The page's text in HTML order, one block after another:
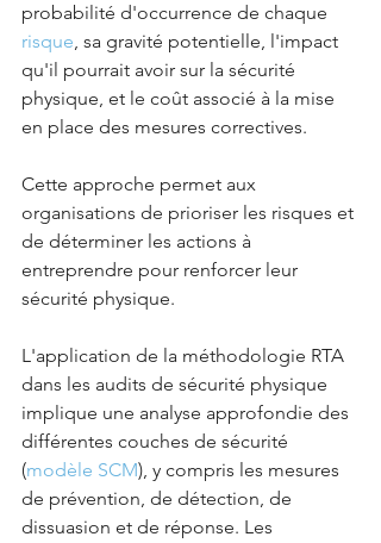
probabilité d'occurrence de chaque
risque, sa gravité potentielle, l'impact
qu'il pourrait avoir sur la sécurité
physique, et le coût associé à la mise
en place des mesures correctives.
Cette approche permet aux
organisations de prioriser les risques et
de déterminer les actions à
entreprendre pour renforcer leur
sécurité physique.
L'application de la méthodologie RTA
dans les audits de sécurité physique
implique une analyse approfondie des
différentes couches de sécurité
(modèle SCM), y compris les mesures
de prévention, de détection, de
dissuasion et de réponse. Les